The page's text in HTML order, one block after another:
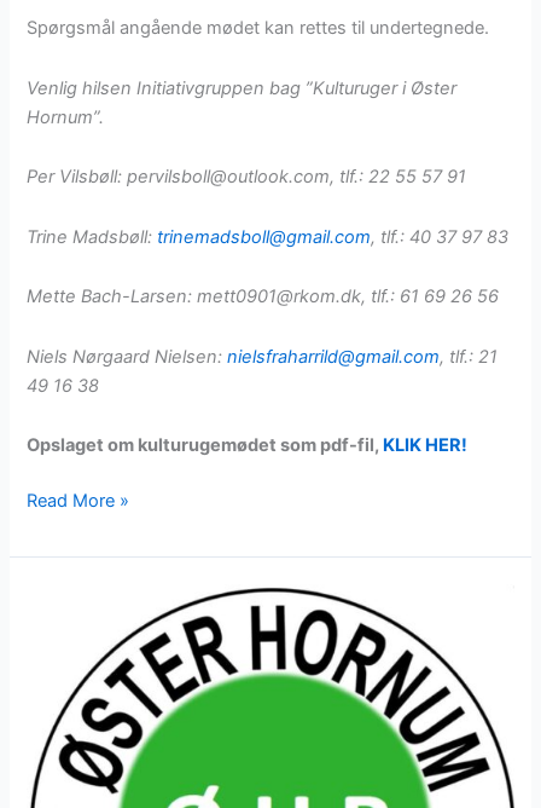
Spørgsmål angående mødet kan rettes til undertegnede.
Venlig hilsen Initiativgruppen bag ”Kulturuger i Øster
Hornum”.
Per Vilsbøll:pervilsboll@outlook.com, tlf.: 22 55 57 91
Trine Madsbøll: trinemadsboll@gmail.com, tlf.: 40 37 97 83
Mette Bach-Larsen: mett0901@rkom.dk, tlf.: 61 69 26 56
Niels Nørgaard Nielsen:nielsfraharrild@gmail.com, tlf.: 21
49 16 38
Opslaget om kulturugemødet som pdf-fil, KLIK HER!
Inspirationsmøde
april
Hornum
Read More »